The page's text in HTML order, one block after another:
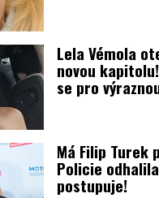
Lela Vémola
novou
se pro
Má Filip Turek
Policie
postupuje!